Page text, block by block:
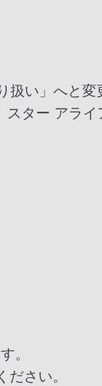
い」へと変
ター アラ
。
さい。